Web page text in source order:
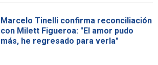
Marcelo Tinelli confirma reconciliación
con Milett Figueroa: "El amor pudo
más, he regresado para verla"